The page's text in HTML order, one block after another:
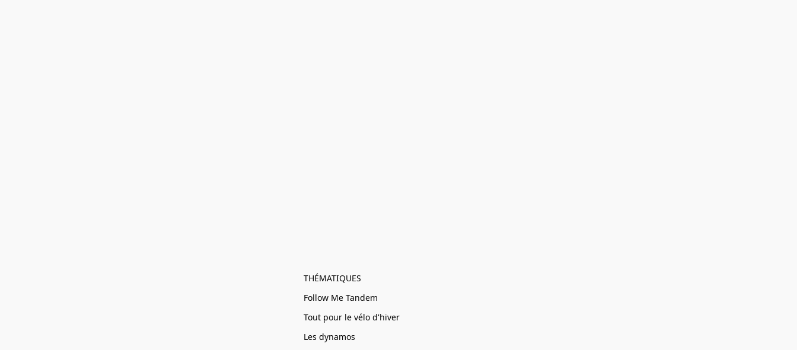
THÉMATIQUES
Follow Me Tandem
Tout pour le vélo d'hiver
Les dynamos